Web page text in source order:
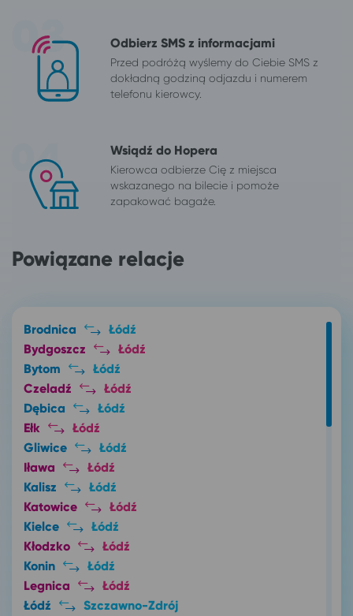
Odbierz SMS z informacjami
Przed podróżą wyślemy do Ciebie SMS z
dokładną godziną odjazdu i numerem
telefonu kierowcy.
Wsiądź do Hopera
Kierowca odbierze Cię z miejsca
wskazanego na bilecie i pomoże
zapakować bagaże.
Powiązane relacje
Brodnica
Łódź
Bydgoszcz
Łódź
Bytom
Łódź
Czeladź
Łódź
Dębica
Łódź
Ełk
Łódź
Gliwice
Łódź
Iława
Łódź
Kalisz
Łódź
Katowice
Łódź
Kielce
Łódź
Kłodzko
Łódź
Konin
Łódź
Legnica
Łódź
Łódź
Szczawno-Zdrój